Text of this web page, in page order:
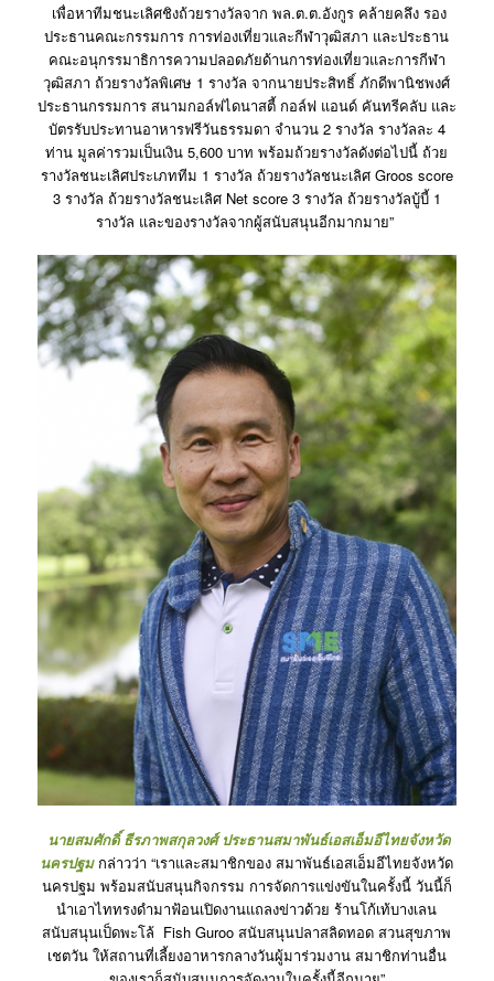
เพื่อหาทีมชนะเลิศชิงถ้วยรางวัลจาก พล.ต.ต.อังกูร คล้ายคลึง รอง
ประธานคณะกรรมการ การท่องเที่ยวและกีฬาวุฒิสภา และประธาน
คณะอนุกรรมาธิการความปลอดภัยด้านการท่องเที่ยวและการกีฬา
วุฒิสภา ถ้วยรางวัลพิเศษ 1 รางวัล จากนายประสิทธิ์ ภักดีพานิชพงศ์
ประธานกรรมการ สนามกอล์ฟไดนาสตี้ กอล์ฟ แอนด์ คันทรีคลับ และ
บัตรรับประทานอาหารฟรีวันธรรมดา จำนวน 2 รางวัล รางวัลละ 4
ท่าน มูลค่ารวมเป็นเงิน 5,600 บาท พร้อมถ้วยรางวัลดังต่อไปนี้ ถ้วย
รางวัลชนะเลิศประเภททีม 1 รางวัล ถ้วยรางวัลชนะเลิศ Groos score
3 รางวัล ถ้วยรางวัลชนะเลิศ Net score 3 รางวัล ถ้วยรางวัลบู้บี้ 1
รางวัล และของรางวัลจากผู้สนับสนุนอีกมากมาย”
นายสมศักดิ์ ธีรภาพสกุลวงศ์ ประธานสมาพันธ์เอสเอ็มอีไทยจังหวัด
นครปฐมกล่าวว่า “เราและสมาชิกของ สมาพันธ์เอสเอ็มอีไทยจังหวัด
นครปฐม พร้อมสนับสนุนกิจกรรม การจัดการแข่งขันในครั้งนี้ วันนี้ก็
นำเอาไททรงดำมาฟ้อนเปิดงานแถลงข่าวด้วย ร้านโก้เท้บางเลน
สนับสนุนเป็ดพะโล้ Fish Guroo สนับสนุนปลาสลิดทอด สวนสุขภาพ
เชตวัน ให้สถานที่เลี้ยงอาหารกลางวันผู้มาร่วมงาน สมาชิกท่านอื่น